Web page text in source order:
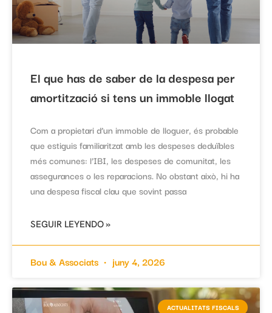
El que has de saber de la despesa per
amortització si tens un immoble llogat
Com a propietari d’un immoble de lloguer, és probable
que estiguis familiaritzat amb les despeses deduïbles
més comunes: l’IBI, les despeses de comunitat, les
assegurances o les reparacions. No obstant això, hi ha
una despesa fiscal clau que sovint passa
SEGUIR LEYENDO »
Bou & Associats juny 4, 2026
ACTUALITATS FISCALS